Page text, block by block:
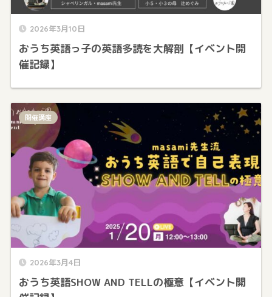
2026年3月10日
おうち英語っ子の英語多読を大解剖【イベント開
催記録】
2026年3月4日
おうち英語SHOW AND TELLの極意【イベント開
開催講座